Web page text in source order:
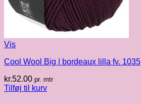
Vis
Cool Wool Big | bordeaux lilla fv. 1035
kr.52.00 pr. mtr
Tilføj til kurv